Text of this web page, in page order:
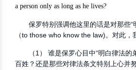
a person only as long as he lives?
保罗特别强调他这里的话是对那些“
（to those who know the law)。对此，
（1） 谁是保罗心目中“明白律法的
百姓？还是那些对律法条文特别上心并